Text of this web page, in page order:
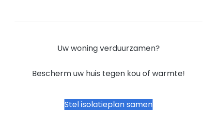
Uw woning verduurzamen?
Bescherm uw huis tegen kou of warmte!
Stel isolatieplan samen